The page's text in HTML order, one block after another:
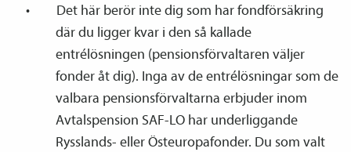
Det här berör inte dig som har fond­försäkring
där du ligger kvar i den så kallade
entrélösningen (pensions­förvaltaren väljer
fonder åt dig). Inga av de entrélösningar som de
valbara pensions­förvaltarna erbjuder inom
Avtals­pension SAF-LO har underliggande
Rysslands- eller Östeuropafonder. Du som valt